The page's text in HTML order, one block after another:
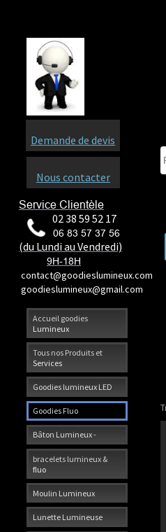
Accueil goodies
Lumineux
Tous nos Produits et
Services
Goodies lumineux LED
Goodies Fluo
Bâton Lumineux -
bracelets lumineux &
fluo
Moulin Lumineux
Lunette Lumineuse
Service Clientèle
02 38 59 52 17
06 83 57 37 56
(du Lundi au Vendredi)
9H-18H
contact@goodieslumineux.com
goodieslumineux@gmail.com
Demande de devis
Nous contacter